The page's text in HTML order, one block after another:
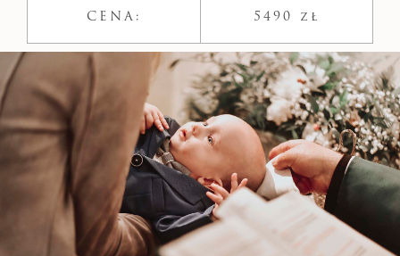
CENA: 5490 zł